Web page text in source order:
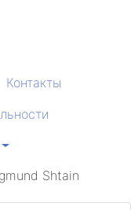
Контакты
Shtain